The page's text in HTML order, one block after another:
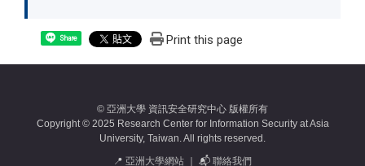
Share Print this page
© 亞洲大學 資訊安全研究中心 版權所有
Copyright © 2025 Research Center for Information Security at Asia
University, Taiwan. All rights reserved.
📍 亞洲大學網站 ｜ 📬 聯絡我們